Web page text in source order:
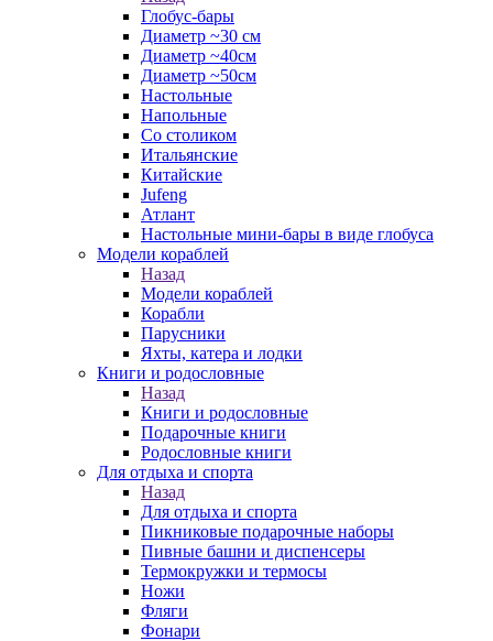
Глобус-бары
Диаметр ~30 см
Диаметр ~40см
Диаметр ~50см
Настольные
Напольные
Со столиком
Итальянские
Китайские
Jufeng
Атлант
Настольные мини-бары в виде глобуса
Модели кораблей
Назад
Модели кораблей
Корабли
Парусники
Яхты, катера и лодки
Книги и родословные
Назад
Книги и родословные
Подарочные книги
Родословные книги
Для отдыха и спорта
Назад
Для отдыха и спорта
Пикниковые подарочные наборы
Пивные башни и диспенсеры
Термокружки и термосы
Ножи
Фляги
Фонари